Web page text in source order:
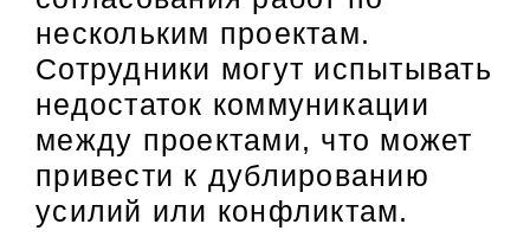
нескольким проектам.
Сотрудники могут испытывать
недостаток коммуникации
между проектами, что может
привести к дублированию
усилий или конфликтам.